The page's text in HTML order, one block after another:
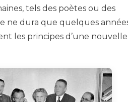
tels des poètes ou des
ne dura que quelques
les principes d’une nouvelle